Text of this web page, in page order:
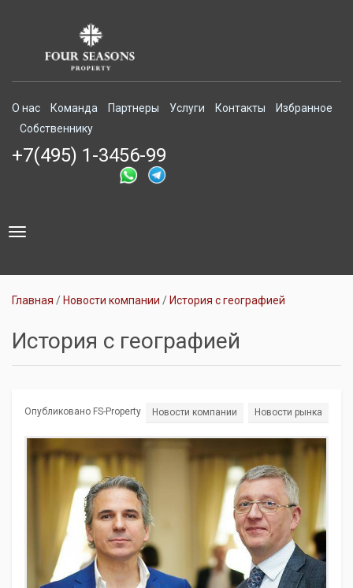
О нас Команда Партнеры Услуги Контакты
Избранное
Собственнику
+7(495) 1-3456-99
Toggle
Главная Новости компании История с географией
История с географией
Опубликовано FS-Property Новости компании Новости рынка